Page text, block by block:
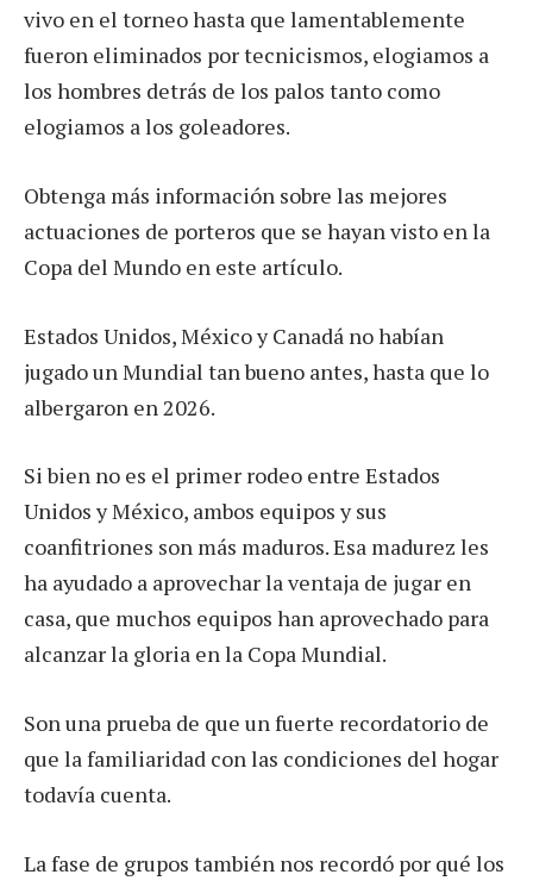
vivo en el torneo hasta que lamentablemente
fueron eliminados por tecnicismos, elogiamos a
los hombres detrás de los palos tanto como
elogiamos a los goleadores.
Obtenga más información sobre las mejores
actuaciones de porteros que se hayan visto en la
Copa del Mundo en este artículo.
Estados Unidos, México y Canadá no habían
jugado un Mundial tan bueno antes, hasta que lo
albergaron en 2026.
Si bien no es el primer rodeo entre Estados
Unidos y México, ambos equipos y sus
coanfitriones son más maduros. Esa madurez les
ha ayudado a aprovechar la ventaja de jugar en
casa, que muchos equipos han aprovechado para
alcanzar la gloria en la Copa Mundial.
Son una prueba de que un fuerte recordatorio de
que la familiaridad con las condiciones del hogar
todavía cuenta.
La fase de grupos también nos recordó por qué los